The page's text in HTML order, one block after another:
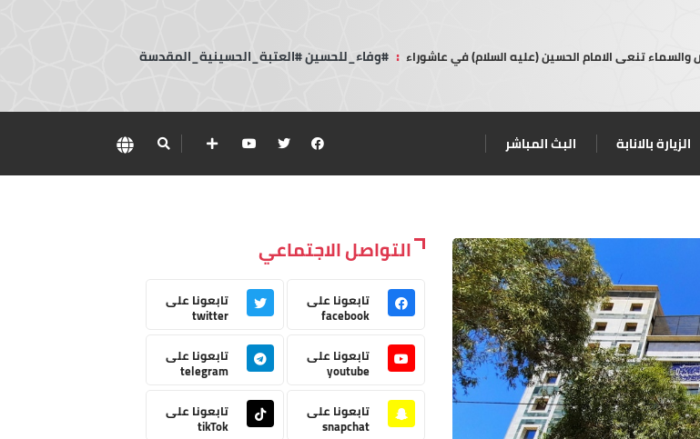
والسماء تنعى الامام الحسين (عليه السلام) في عاشوراء : #وفاء_للحسين #العتبة_الحسينية_المقدسة
الزيارة بالانابة البث المباشر
التواصل الاجتماعي
تابعونا على
facebook
تابعونا على
twitter
تابعونا على
youtube
تابعونا على
telegram
تابعونا على
snapchat
تابعونا على
tikTok